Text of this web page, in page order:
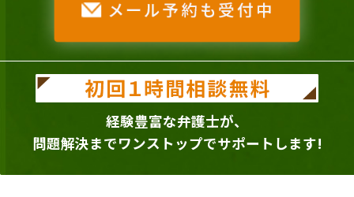
経験豊富な弁護士が、
問題解決までワンストップでサポートします!